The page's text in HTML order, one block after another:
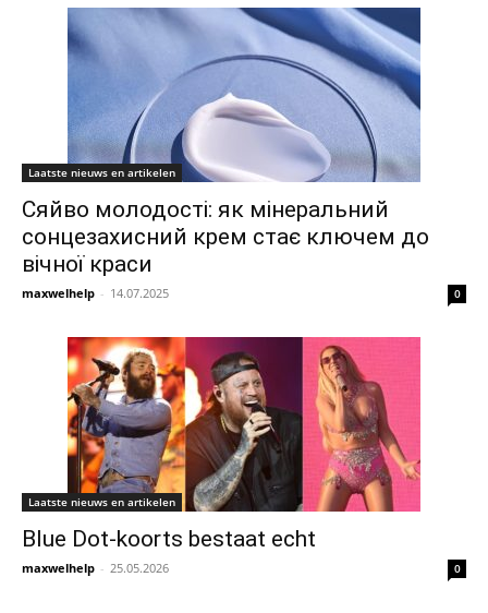
Laatste nieuws en artikelen
Сяйво молодості: як мінеральний
сонцезахисний крем стає ключем до
вічної краси
maxwelhelp - 14.07.2025 0
Laatste nieuws en artikelen
Blue Dot-koorts bestaat echt
maxwelhelp - 25.05.2026 0